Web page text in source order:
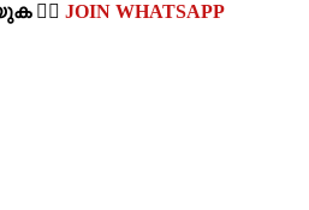
👉🏽 JOIN WHATSAPP